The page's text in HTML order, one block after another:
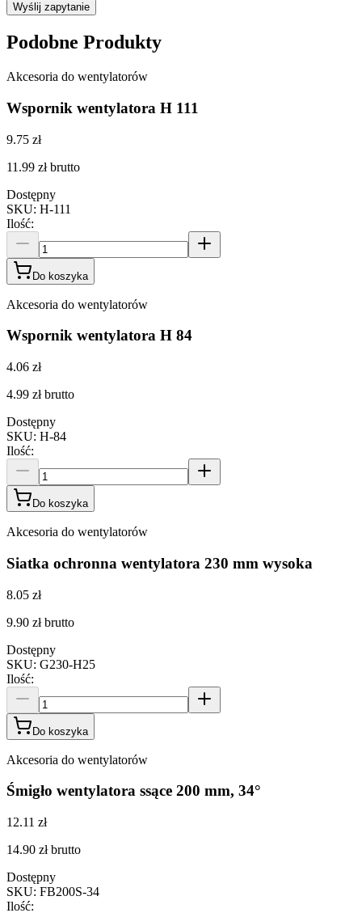
Wyślij zapytanie
Podobne Produkty
Akcesoria do wentylatorów
Wspornik wentylatora H 111
9.75 zł
11.99 zł brutto
Dostępny
SKU: H-111
Ilość:
Do koszyka
Akcesoria do wentylatorów
Wspornik wentylatora H 84
4.06 zł
4.99 zł brutto
Dostępny
SKU: H-84
Ilość:
Do koszyka
Akcesoria do wentylatorów
Siatka ochronna wentylatora 230 mm wysoka
8.05 zł
9.90 zł brutto
Dostępny
SKU: G230-H25
Ilość:
Do koszyka
Akcesoria do wentylatorów
Śmigło wentylatora ssące 200 mm, 34°
12.11 zł
14.90 zł brutto
Dostępny
SKU: FB200S-34
Ilość: